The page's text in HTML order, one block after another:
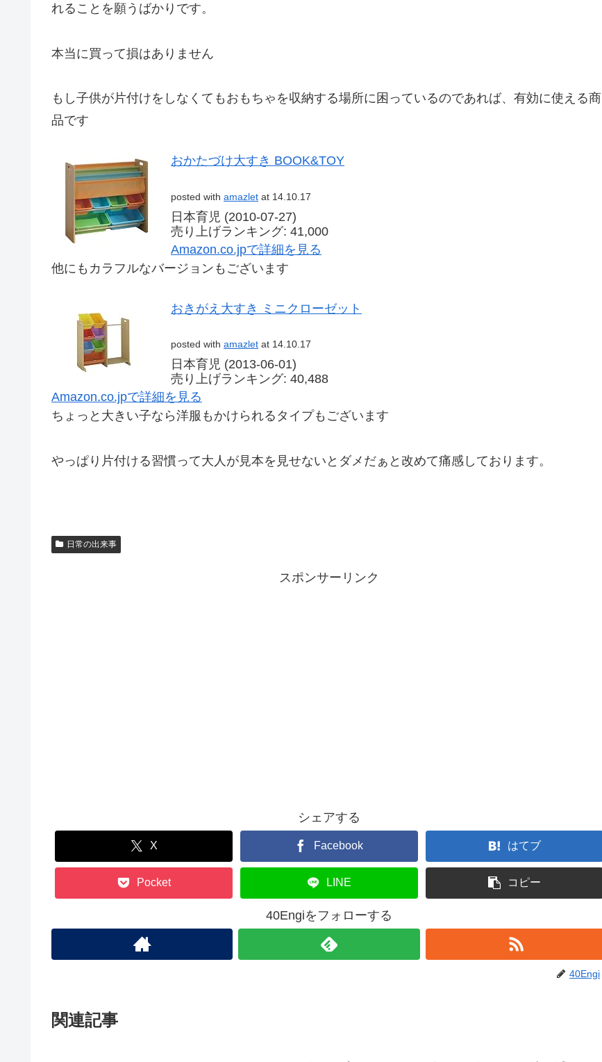
れることを願うばかりです。
本当に買って損はありません
もし子供が片付けをしなくてもおもちゃを収納する場所に困っているのであれば、有効に使える商
品です
おかたづけ大すき BOOK&TOY
posted with amazlet at 14.10.17
日本育児 (2010-07-27)
売り上げランキング: 41,000
Amazon.co.jpで詳細を見る
他にもカラフルなバージョンもございます
おきがえ大すき ミニクローゼット
posted with amazlet at 14.10.17
日本育児 (2013-06-01)
売り上げランキング: 40,488
Amazon.co.jpで詳細を見る
ちょっと大きい子なら洋服もかけられるタイプもございます
やっぱり片付ける習慣って大人が見本を見せないとダメだぁと改めて痛感しております。
日常の出来事
スポンサーリンク
シェアする
X Facebook はてブ
Pocket LINE コピー
40Engiをフォローする
40Engi
関連記事